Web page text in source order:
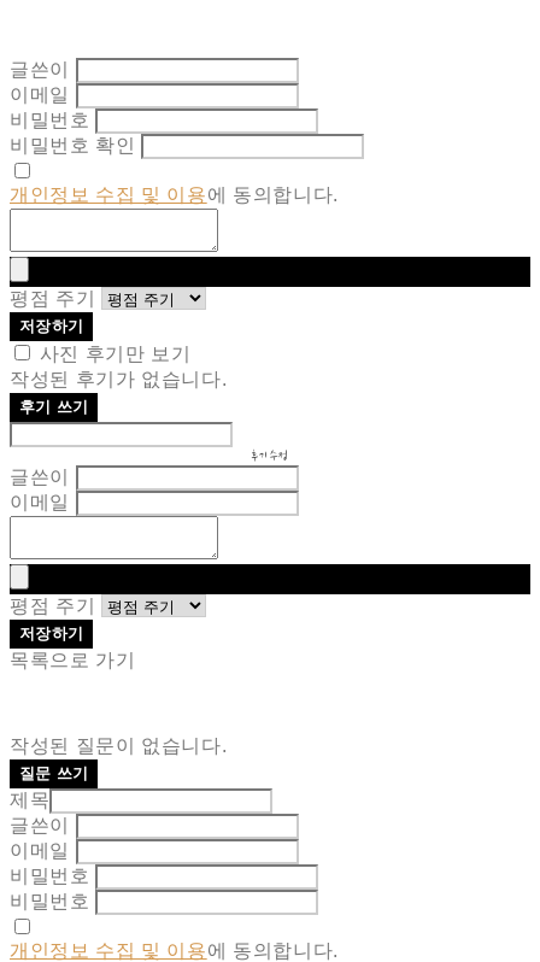
글쓴이
이메일
비밀번호
비밀번호 확인
개인정보 수집 및 이용에 동의합니다.
평점 주기
저장하기
사진 후기만 보기
작성된 후기가 없습니다.
후기 쓰기
후기 수정
글쓴이
이메일
평점 주기
저장하기
목록으로 가기
작성된 질문이 없습니다.
질문 쓰기
제목
글쓴이
이메일
비밀번호
비밀번호
개인정보 수집 및 이용에 동의합니다.